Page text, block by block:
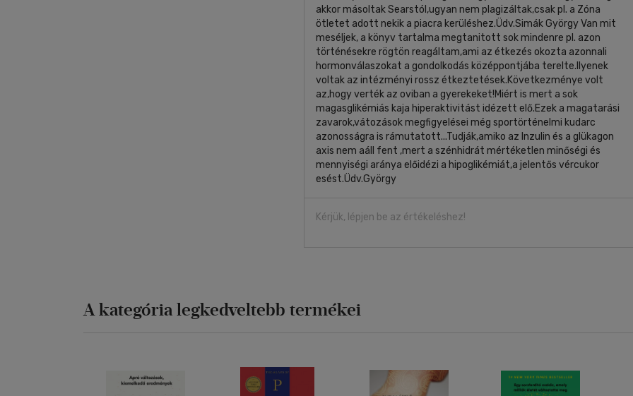
akkor másoltak Searstól,ugyan nem plagizáltak,csak pl. a Zóna
ötletet adott nekik a piacra kerüléshez.Üdv.Simák György Van mit
meséljek, a könyv tartalma megtanitott sok mindenre pl. azon
történésekre rögtön reagáltam,ami az étkezés okozta azonnali
hormonválaszokat a gondolkodás középpontjába terelte.Ilyenek
voltak az intézményi rossz étkeztetések.Következménye volt
az,hogy verték az oviban a gyerekeket!Miért is mert a sok
magasglikémiás kaja hiperaktivitást idézett elő.Ezek a magatarási
zavarok,vátozások megfigyelései még sportörténelmi kudarc
azonosságra is rámutatott...Tudják,amiko az Inzulin és a glükagon
axis nem aáll fent ,mert a szénhidrát mértéketlen minőségi és
mennyiségi aránya előidézi a hipoglikémiát,a jelentős vércukor
esést.Üdv.György
Kérjük, lépjen be az értékeléshez!
A kategória legkedveltebb termékei